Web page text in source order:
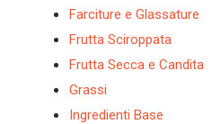
Farciture e Glassature
Frutta Sciroppata
Frutta Secca e Candita
Grassi
Ingredienti Base